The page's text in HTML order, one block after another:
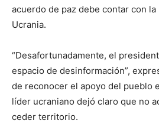
acuerdo de paz debe contar con
Ucrania.
“Desafortunadamente, el
espacio de desinformación”,
de reconocer el apoyo del pueblo
líder ucraniano dejó claro que no
ceder territorio.